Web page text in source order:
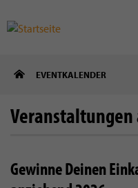
zum
EVENTKALENDER
Veranstaltungen
Gewinne Deinen